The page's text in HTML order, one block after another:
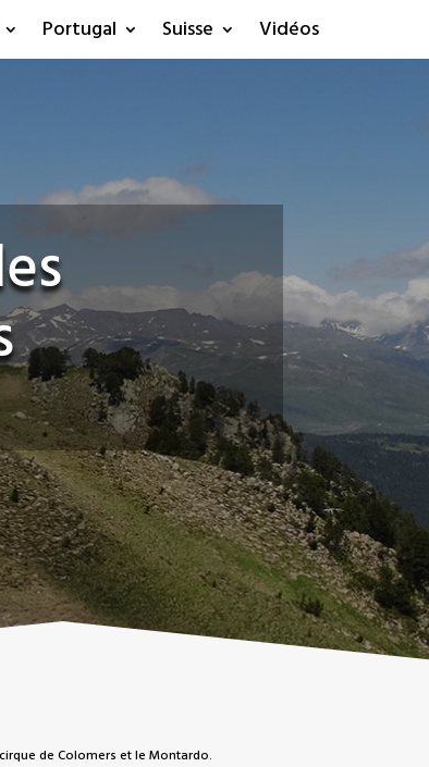
Portugal Suisse Vidéos
de Colomers et le Montardo.